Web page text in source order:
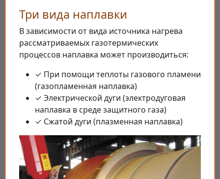
Три вида наплавки
В зависимости от вида источника нагрева
рассматриваемых газотермических
процессов наплавка может производиться:
✓ При помощи теплоты газового пламени
(газопламенная наплавка)
✓ Электрической дуги (электродуговая
наплавка в среде защитного газа)
✓ Сжатой дуги (плазменная наплавка)